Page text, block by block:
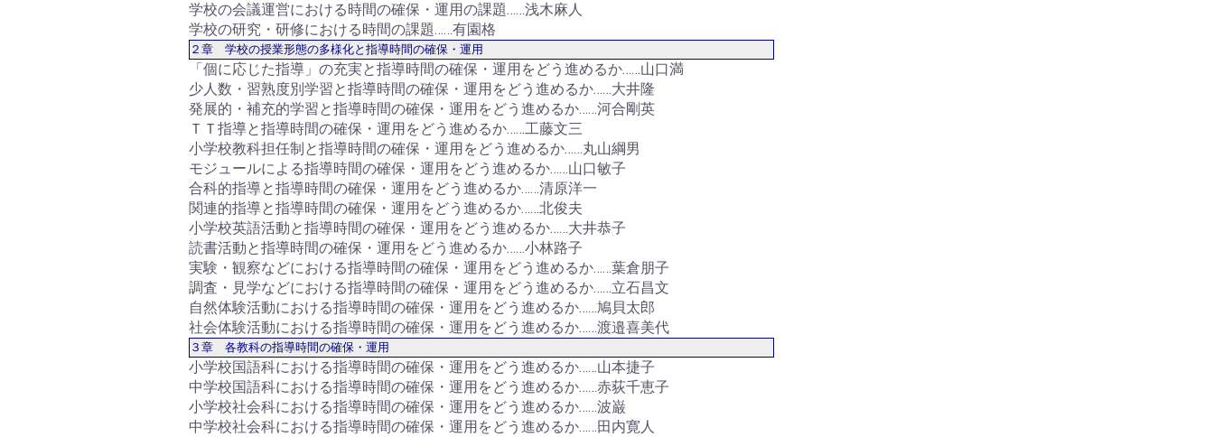
学校の会議運営における時間の確保・運用の課題……浅木麻人
学校の研究・研修における時間の課題……有園格
２章 学校の授業形態の多様化と指導時間の確保・運用
「個に応じた指導」の充実と指導時間の確保・運用をどう進めるか……山口満
少人数・習熟度別学習と指導時間の確保・運用をどう進めるか……大井隆
発展的・補充的学習と指導時間の確保・運用をどう進めるか……河合剛英
ＴＴ指導と指導時間の確保・運用をどう進めるか……工藤文三
小学校教科担任制と指導時間の確保・運用をどう進めるか……丸山綱男
モジュールによる指導時間の確保・運用をどう進めるか……山口敏子
合科的指導と指導時間の確保・運用をどう進めるか……清原洋一
関連的指導と指導時間の確保・運用をどう進めるか……北俊夫
小学校英語活動と指導時間の確保・運用をどう進めるか……大井恭子
読書活動と指導時間の確保・運用をどう進めるか……小林路子
実験・観察などにおける指導時間の確保・運用をどう進めるか……葉倉朋子
調査・見学などにおける指導時間の確保・運用をどう進めるか……立石昌文
自然体験活動における指導時間の確保・運用をどう進めるか……鳩貝太郎
社会体験活動における指導時間の確保・運用をどう進めるか……渡邉喜美代
３章 各教科の指導時間の確保・運用
小学校国語科における指導時間の確保・運用をどう進めるか……山本捷子
中学校国語科における指導時間の確保・運用をどう進めるか……赤荻千恵子
小学校社会科における指導時間の確保・運用をどう進めるか……波巌
中学校社会科における指導時間の確保・運用をどう進めるか……田内寛人